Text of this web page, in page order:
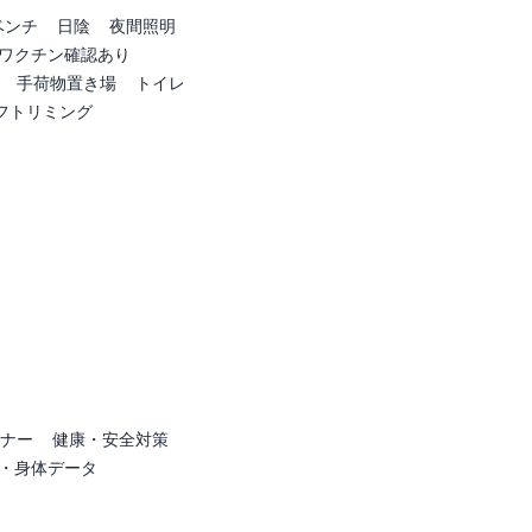
ンチ 日陰
夜間照明
クチン確認あり
手荷物置き場
トイレ
トリミング
ー
健康・安全対策
身体データ